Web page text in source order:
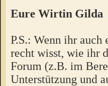
Eure Wirtin Gilda
P.S.: Wenn ihr
recht wisst, wie ihr
Forum (z.B. im
Unterstützung und